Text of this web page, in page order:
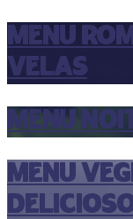
MENU
VELAS
MENU
MENU